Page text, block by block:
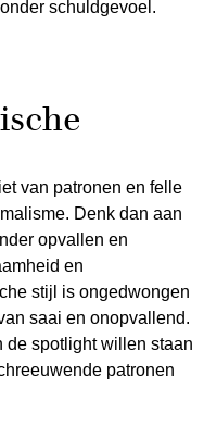
schuldgevoel.
van patronen en felle
Denk dan aan
opvallen en
en
stijl is ongedwongen
saai en onopvallend.
de spotlight willen staan
patronen